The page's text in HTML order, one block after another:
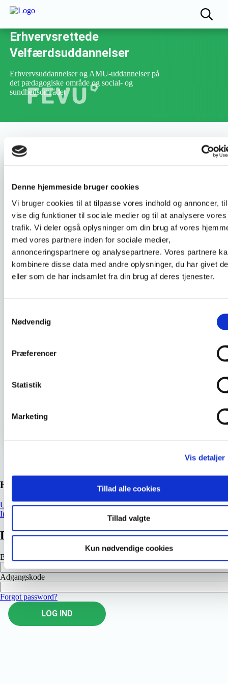
Denne hjemmeside bruger cookies
Vi bruger cookies til at tilpasse vores indhold og annoncer,
vise dig funktioner til sociale medier og til at analysere vores
trafik. Vi deler også oplysninger om din brug af vores
med vores partnere inden for sociale medier,
annonceringspartnere og analysepartnere. Vores partnere
kombinere disse data med andre oplysninger, du har givet
eller som de har indsamlet fra din brug af deres tjenester.
Nødvendig
Præferencer
Statistik
Marketing
Vis detaljer
Tillad alle cookies
Tillad valgte
Kun nødvendige cookies
Erhvervsrettede
Velfærdsuddannelser
Erhvervsuddannelser og AMU-uddannelser på
det pædagogiske område og social- og
sundhedsområdet
Uddannelsesnummer :40607
DKLL nummer : 4
Personlig hjælper og ledsager
funktionsevne og brug for hjælp i eget hjem.
Deltageren forstår sin rolles betydning og kan
lovgivning. Deltageren kan udvise empati og
Hent uddannelsesmaterialer
Uddannelsens målformulering
Inspirationsmateriale
Log ind
Brugernavn
Adgangskode
Forgot password?